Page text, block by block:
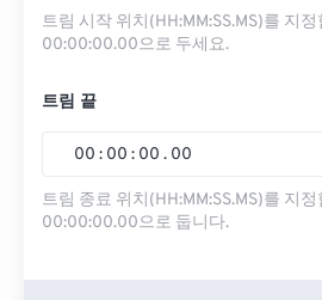
트림 시작 위치(HH:MM:SS.MS)를 지
00:00:00.00으로 두세요.
트림 끝
00 : 00 : 00 . 00
트림 종료 위치(HH:MM:SS.MS)를 지
00:00:00.00으로 둡니다.